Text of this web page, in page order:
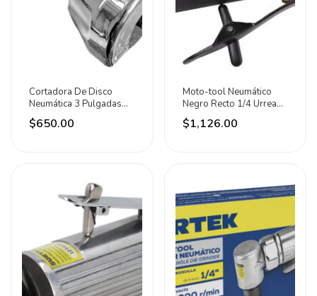
Cortadora De Disco
Neumática 3 Pulgadas
20000rpm Mikels 0
1470 W
$650.00
Moto-tool Neumático
Negro Recto 1/4 Urrea
Frec 25000rpm
25000rpm
$1,126.00